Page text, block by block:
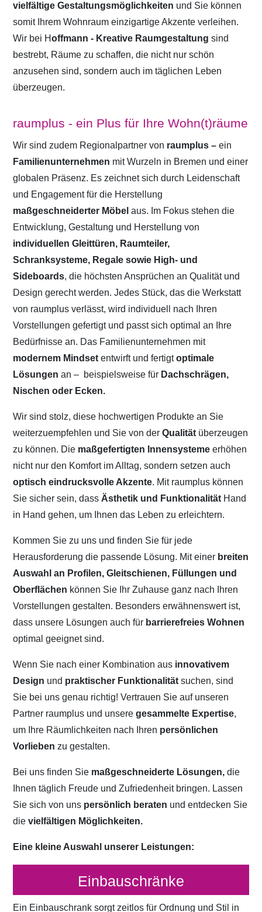
vielfältige Gestaltungsmöglichkeiten und Sie können
somit Ihrem Wohnraum einzigartige Akzente verleihen.
Wir bei Hoffmann - Kreative Raumgestaltung sind
bestrebt, Räume zu schaffen, die nicht nur schön
anzusehen sind, sondern auch im täglichen Leben
überzeugen.
raumplus - ein Plus für Ihre Wohn(t)räume
Wir sind zudem Regionalpartner von raumplus – ein
Familienunternehmen mit Wurzeln in Bremen und einer
globalen Präsenz. Es zeichnet sich durch Leidenschaft
und Engagement für die Herstellung
maßgeschneiderter Möbelaus. Im Fokus stehen die
Entwicklung, Gestaltung und Herstellung von
individuellen Gleittüren, Raumteiler,
Schranksysteme, Regale sowie High- und
Sideboards, die höchsten Ansprüchen an Qualität und
Design gerecht werden. Jedes Stück, das die Werkstatt
von raumplus verlässt, wird individuell nach Ihren
Vorstellungen gefertigt und passt sich optimal an Ihre
Bedürfnisse an. Das Familienunternehmen mit
modernem Mindset entwirft und fertigtoptimale
Lösungen an – beispielsweise für Dachschrägen,
Nischen oder Ecken.
Wir sind stolz, diese hochwertigen Produkte an Sie
weiterzuempfehlen und Sie von derQualität überzeugen
zu können. Die maßgefertigten Innensystemeerhöhen
nicht nur den Komfort im Alltag, sondern setzen auch
optisch eindrucksvolle Akzente. Mit raumplus können
Sie sicher sein, dass Ästhetik und Funktionalität Hand
in Hand gehen, um Ihnen das Leben zu erleichtern.
Kommen Sie zu uns und finden Sie für jede
Herausforderung die passende Lösung. Mit einer breiten
Auswahl an Profilen, Gleitschienen, Füllungen und
Oberflächen können Sie Ihr Zuhause ganz nach Ihren
Vorstellungen gestalten. Besonders erwähnenswert ist,
dass unsere Lösungen auch für barrierefreies Wohnen
optimal geeignet sind.
Wenn Sie nach einer Kombination aus innovativem
Design und praktischer Funktionalitätsuchen, sind
Sie bei uns genau richtig! Vertrauen Sie auf unseren
Partner raumplus und unseregesammelte Expertise,
um Ihre Räumlichkeiten nach Ihren persönlichen
Vorliebenzu gestalten.
Bei uns finden Sie maßgeschneiderte Lösungen, die
Ihnen täglich Freude und Zufriedenheit bringen. Lassen
Sie sich von uns persönlich beraten und entdecken Sie
dievielfältigen Möglichkeiten.
Eine kleine Auswahl unserer Leistungen:
Einbauschränke
Ein Einbauschrank sorgt zeitlos für Ordnung und Stil in